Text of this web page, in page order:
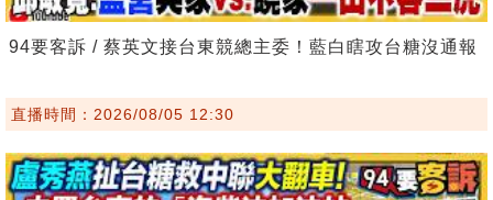
94要客訴 / 蔡英文接台東競總主委！藍白瞎攻台糖沒通報
直播時間：2026/08/05 12:30